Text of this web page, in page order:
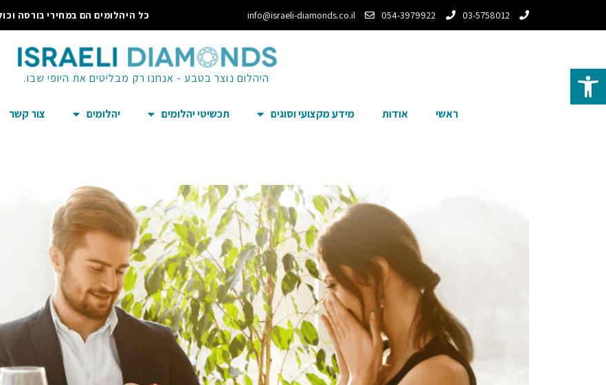
פתח סרגל נגישות
03-5758012
054-3979922
info@israeli-diamonds.co.il כל היהלומים הם במחירי בורסה
היהלום נוצר בטבע - אנחנו רק מבליטים את היופי שבו.
ראשי אודות מידע מקצועי וסוגים תכשיטי יהלומים יהלומים צור קשר